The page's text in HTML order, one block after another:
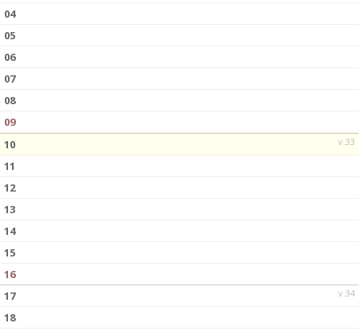
04
05
06
07
08
09
v.33
10
11
12
13
14
15
16
v.34
17
18